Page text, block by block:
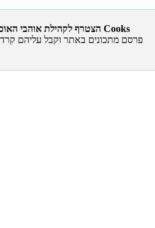
הצטרף לקהילת אוהבי האוכל של אתר Cooks
פרסם מתכונים באתר וקבל עליהם